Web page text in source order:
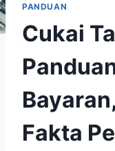
PANDUAN
Cukai
Fakta